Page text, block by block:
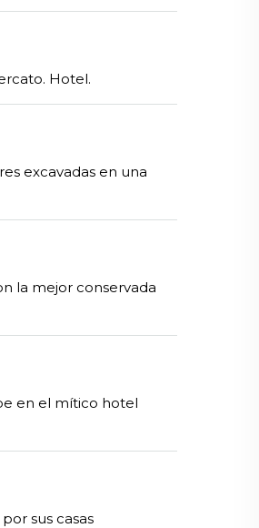
Hotel.
excavadas en una
la mejor conservada
en el mítico hotel
sus casas